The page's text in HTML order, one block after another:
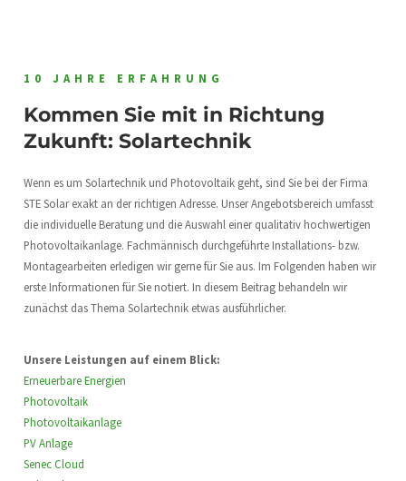
10 JAHRE ERFAHRUNG
Kommen Sie mit in Richtung
Zukunft: Solartechnik
Wenn es um Solartechnik und Photovoltaik geht, sind Sie bei der Firma
STE Solar exakt an der richtigen Adresse. Unser Angebotsbereich umfasst
die individuelle Beratung und die Auswahl einer qualitativ hochwertigen
Photovoltaikanlage. Fachmännisch durchgeführte Installations- bzw.
Montagearbeiten erledigen wir gerne für Sie aus. Im Folgenden haben wir
erste Informationen für Sie notiert. In diesem Beitrag behandeln wir
zunächst das Thema Solartechnik etwas ausführlicher.
Unsere Leistungen auf einem Blick:
Erneuerbare Energien
Photovoltaik
Photovoltaikanlage
PV Anlage
Senec Cloud